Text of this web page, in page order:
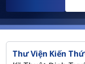
Thư Viện Kiến